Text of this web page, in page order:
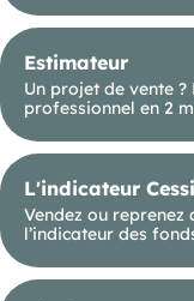
Estimateur
Un projet de vente
professionnel en 2
L'indicateur
Vendez ou reprenez
l’indicateur des